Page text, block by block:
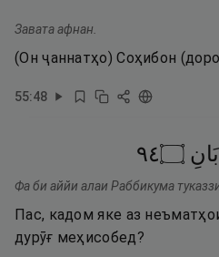
Завата афнан.
(Он ҷаннатҳо) Соҳибон
55:48
۝٤٩
Фа би аййи алаи Раббикума
Пас, кадом яке аз
дурӯғ меҳисобед?